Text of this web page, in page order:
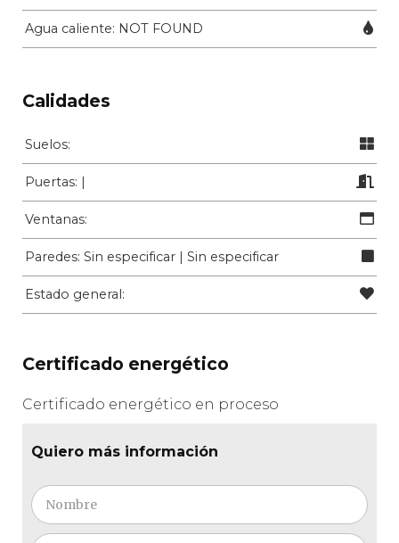
Agua caliente: NOT FOUND
Calidades
Suelos:
Puertas: |
Ventanas:
Paredes: Sin especificar | Sin especificar
Estado general:
Certificado energético
Certificado energético en proceso
Quiero más información